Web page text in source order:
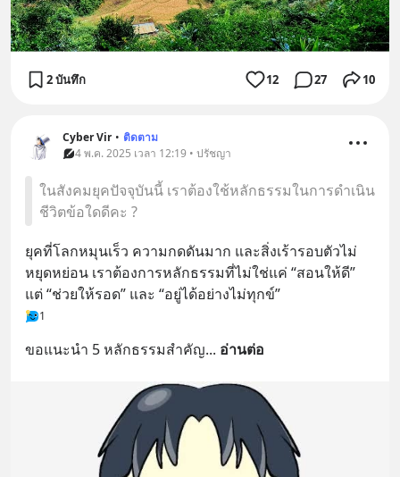
2 บันทึก 12 27 10
Cyber Vir • ติดตาม
4 พ.ค. 2025 เวลา 12:19 • ปรัชญา
ในสังคมยุคปัจจุบันนี้ เราต้องใช้หลักธรรมในการดำเนิน
ชีวิตข้อใดดีคะ ?
ยุคที่โลกหมุนเร็ว ความกดดันมาก และสิ่งเร้ารอบตัวไม่
หยุดหย่อน เราต้องการหลักธรรมที่ไม่ใช่แค่ “สอนให้ดี”
แต่ “ช่วยให้รอด” และ “อยู่ได้อย่างไม่ทุกข์”
1
ขอแนะนำ 5 หลักธรรมสำคัญ... อ่านต่อ